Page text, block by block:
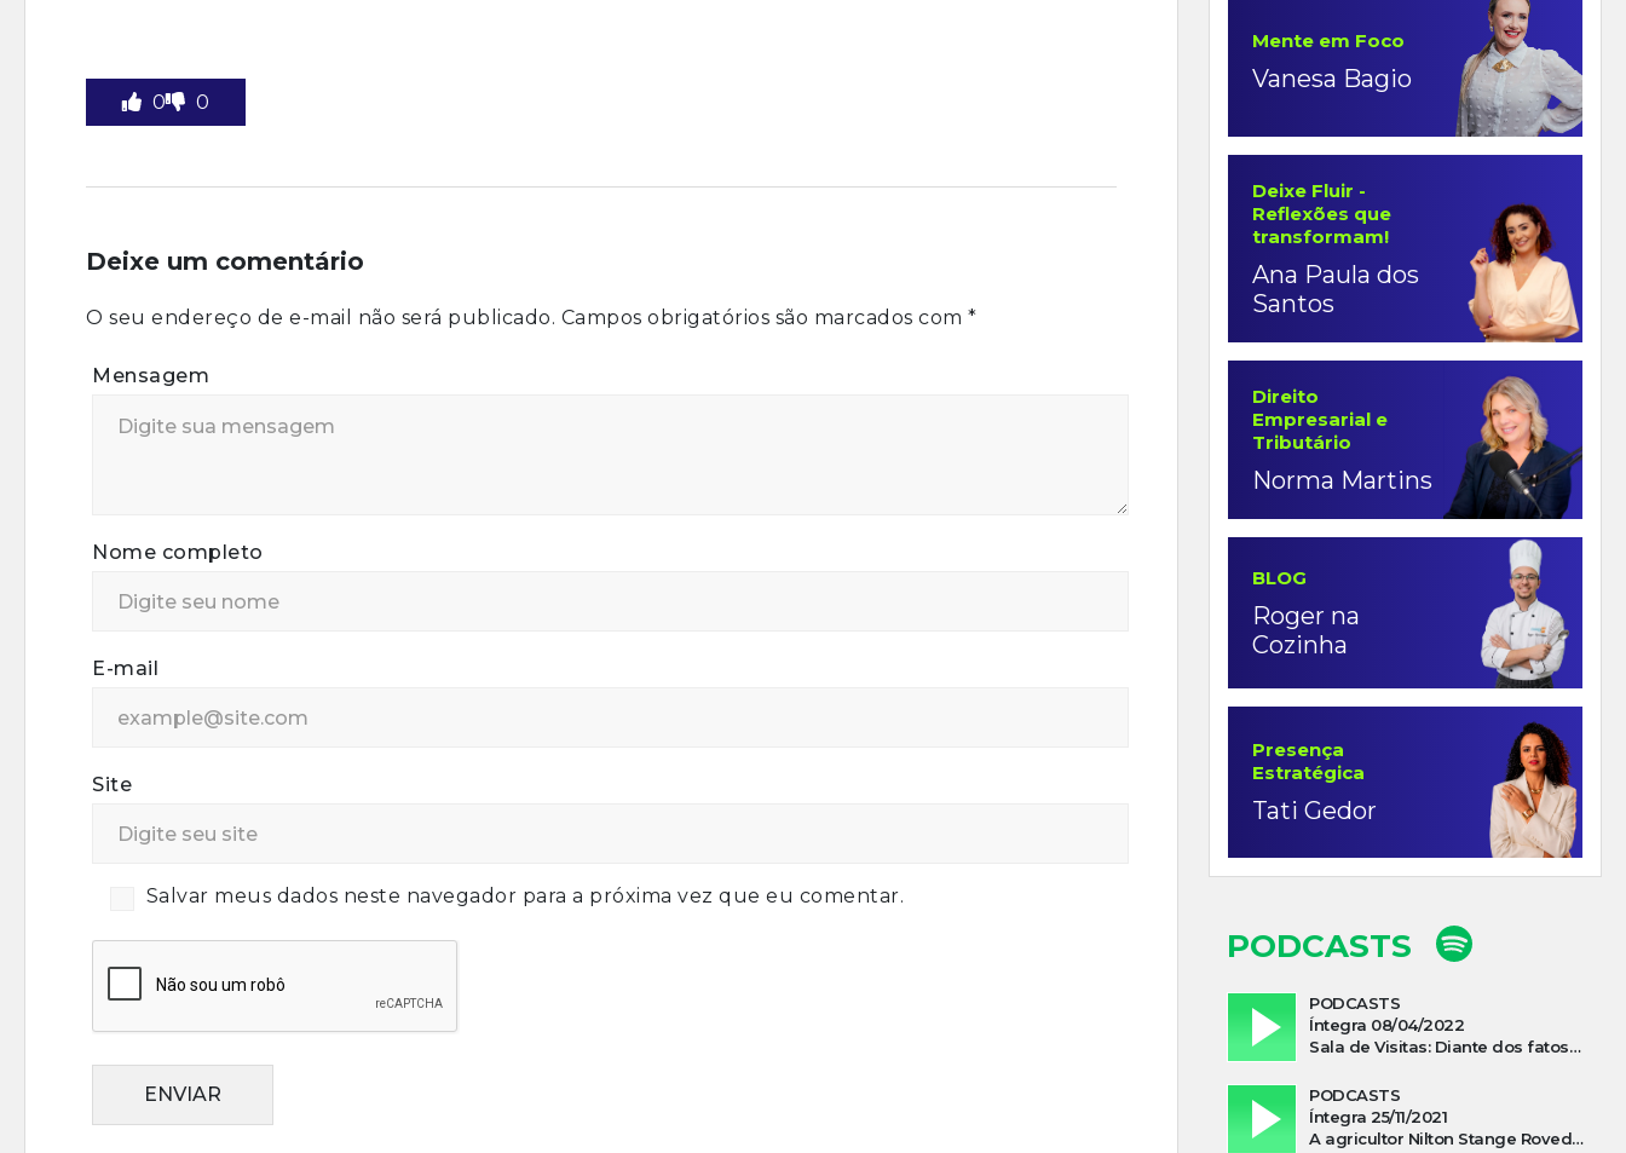
0 0
Deixe um comentário
O seu endereço de e-mail não será publicado. Campos obrigatórios são marcados com *
Mensagem
Nome completo
E-mail
Site
Salvar meus dados neste navegador para a próxima vez que eu comentar.
ENVIAR
Mente em Foco
Vanesa Bagio
Deixe Fluir -
Reflexões que
transformam!
Ana Paula dos
Santos
Direito
Empresarial e
Tributário
Norma Martins
BLOG
Roger na
Cozinha
Presença
Estratégica
Tati Gedor
PODCASTS
PODCASTS
Íntegra 08/04/2022
Sala de Visitas: Diante dos fatos que influenciam a economia o que podemos esperar de 2022
PODCASTS
Íntegra 25/11/2021
A agricultor Nilton Stange Roveda, afirma ter recebido ajuda espiritual durante acidente